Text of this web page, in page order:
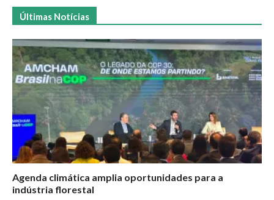
Últimas Notícias
Agenda climática amplia oportunidades para a
indústria florestal